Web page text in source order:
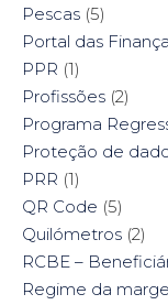
Pescas (5)
Portal das
PPR (1)
Profissões (2)
Programa
Proteção de
PRR (1)
QR Code (5)
Quilómetros (2)
RCBE –
Regime da